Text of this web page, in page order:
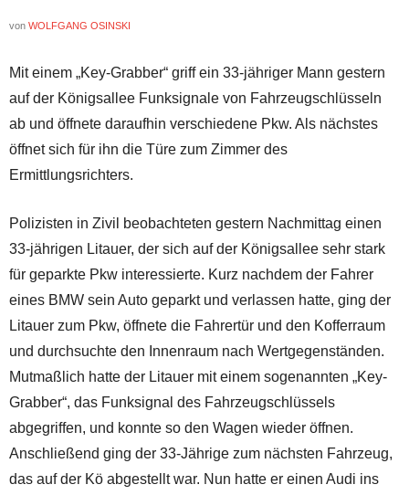
von WOLFGANG OSINSKI
Mit einem „Key-Grabber“ griff ein 33-jähriger Mann gestern
auf der Königsallee Funksignale von Fahrzeugschlüsseln
ab und öffnete daraufhin verschiedene Pkw. Als nächstes
öffnet sich für ihn die Türe zum Zimmer des
Ermittlungsrichters.
Polizisten in Zivil beobachteten gestern Nachmittag einen
33-jährigen Litauer, der sich auf der Königsallee sehr stark
für geparkte Pkw interessierte. Kurz nachdem der Fahrer
eines BMW sein Auto geparkt und verlassen hatte, ging der
Litauer zum Pkw, öffnete die Fahrertür und den Kofferraum
und durchsuchte den Innenraum nach Wertgegenständen.
Mutmaßlich hatte der Litauer mit einem sogenannten „Key-
Grabber“, das Funksignal des Fahrzeugschlüssels
abgegriffen, und konnte so den Wagen wieder öffnen.
Anschließend ging der 33-Jährige zum nächsten Fahrzeug,
das auf der Kö abgestellt war. Nun hatte er einen Audi ins